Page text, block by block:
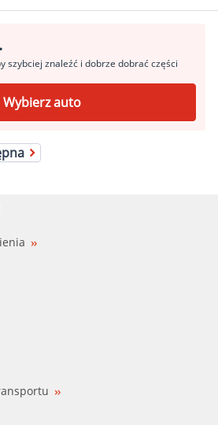
szybciej znaleźć i dobrze dobrać części
Wybierz auto